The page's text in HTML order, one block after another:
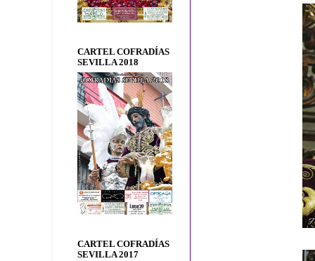
CARTEL COFRADÍAS
SEVILLA 2018
CARTEL COFRADÍAS
SEVILLA 2017